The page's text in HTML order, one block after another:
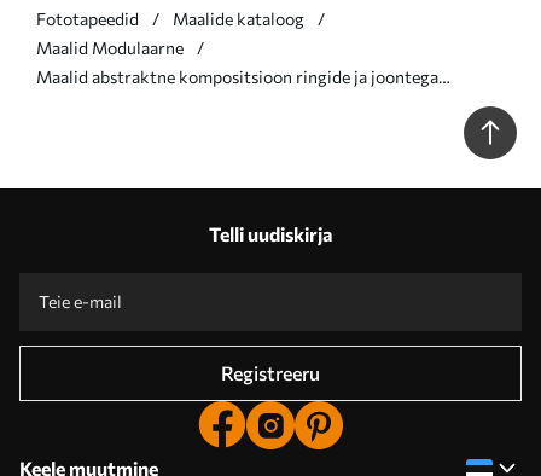
Fototapeedid
Maalide kataloog
Maalid Modulaarne
Maalid abstraktne kompositsioon ringide ja joontega
Telli uudiskirja
Registreeru
Keele muutmine